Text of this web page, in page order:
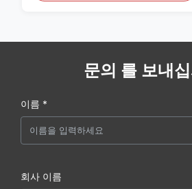
문의 를 보내
이름 *
회사 이름